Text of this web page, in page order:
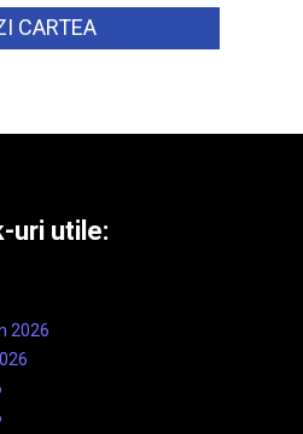
CARTEA
uri utile:
2026